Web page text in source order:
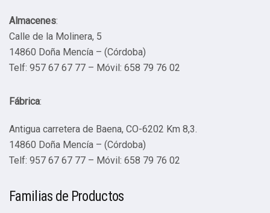
Almacenes:
Calle de la Molinera, 5
14860 Doña Mencía – (Córdoba)
Telf: 957 67 67 77 – Móvil: 658 79 76 02
Fábrica:
Antigua carretera de Baena, CO-6202 Km 8,3.
14860 Doña Mencía – (Córdoba)
Telf: 957 67 67 77 – Móvil: 658 79 76 02
Familias de Productos